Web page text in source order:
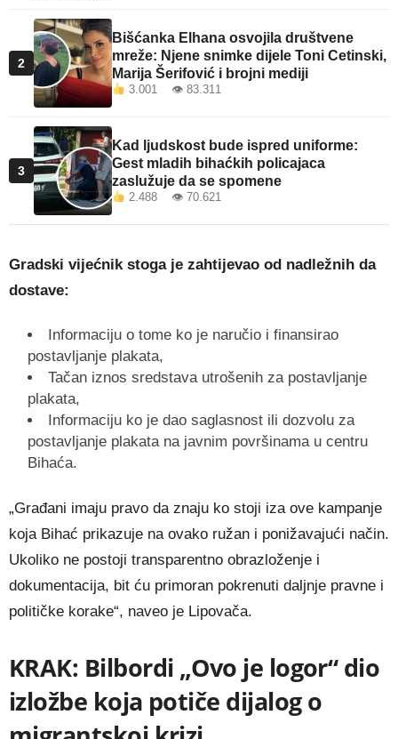
2
Bišćanka Elhana osvojila društvene
mreže: Njene snimke dijele Toni Cetinski,
Marija Šerifović i brojni mediji
3.001 👁 83.311
3
Kad ljudskost bude ispred uniforme:
Gest mladih bihaćkih policajaca
zaslužuje da se spomene
2.488 👁 70.621
Gradski vijećnik stoga je zahtijevao od nadležnih da
dostave:
Informaciju o tome ko je naručio i finansirao
postavljanje plakata,
Tačan iznos sredstava utrošenih za postavljanje
plakata,
Informaciju ko je dao saglasnost ili dozvolu za
postavljanje plakata na javnim površinama u centru
Bihaća.
„Građani imaju pravo da znaju ko stoji iza ove kampanje
koja Bihać prikazuje na ovako ružan i ponižavajući način.
Ukoliko ne postoji transparentno obrazloženje i
dokumentacija, bit ću primoran pokrenuti daljnje pravne i
političke korake“, naveo je Lipovača.
KRAK: Bilbordi „Ovo je logor“ dio
izložbe koja potiče dijalog o